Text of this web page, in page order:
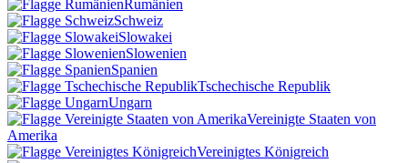
Rumänien
Schweiz
Slowakei
Slowenien
Spanien
Tschechische Republik
Ungarn
Vereinigte Staaten von
Amerika
Vereinigtes Königreich